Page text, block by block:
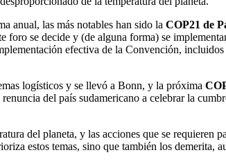
anual, las más notables han sido la COP21 de
se decide y (de alguna forma) se
efectiva de la Convención,
logísticos y se llevó a Bonn, y la próxima
del país sudamericano a celebrar la
del planeta, y las acciones que se requieren
estos temas, sino que también los demerita,